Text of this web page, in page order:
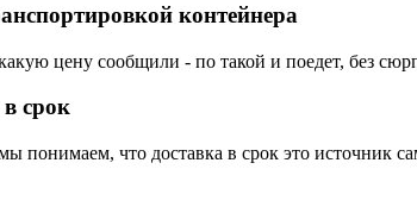
контейнера
цену сообщили - по такой и поедет, без
срок
понимаем, что доставка в срок это источник